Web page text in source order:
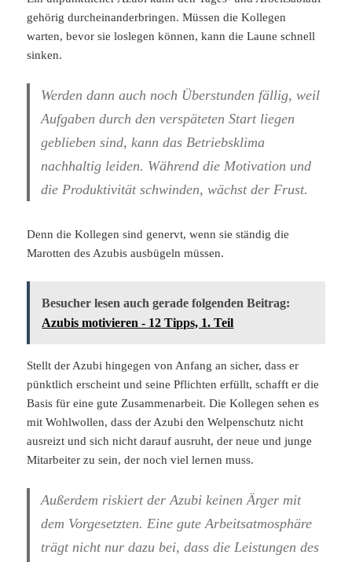
gehörig durcheinanderbringen. Müssen die Kollegen
warten, bevor sie loslegen können, kann die Laune schnell
sinken.
Werden dann auch noch Überstunden fällig, weil
Aufgaben durch den verspäteten Start liegen
geblieben sind, kann das Betriebsklima
nachhaltig leiden. Während die Motivation und
die Produktivität schwinden, wächst der Frust.
Denn die Kollegen sind genervt, wenn sie ständig die
Marotten des Azubis ausbügeln müssen.
Besucher lesen auch gerade folgenden Beitrag:
Azubis motivieren - 12 Tipps, 1. Teil
Stellt der Azubi hingegen von Anfang an sicher, dass er
pünktlich erscheint und seine Pflichten erfüllt, schafft er die
Basis für eine gute Zusammenarbeit. Die Kollegen sehen es
mit Wohlwollen, dass der Azubi den Welpenschutz nicht
ausreizt und sich nicht darauf ausruht, der neue und junge
Mitarbeiter zu sein, der noch viel lernen muss.
Außerdem riskiert der Azubi keinen Ärger mit
dem Vorgesetzten. Eine gute Arbeitsatmosphäre
trägt nicht nur dazu bei, dass die Leistungen des